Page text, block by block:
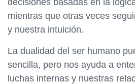
decisiones basadas en la
mientras que otras veces
y nuestra intuición.
La dualidad del ser humano
sencilla, pero nos ayuda a
luchas internas y nuestras